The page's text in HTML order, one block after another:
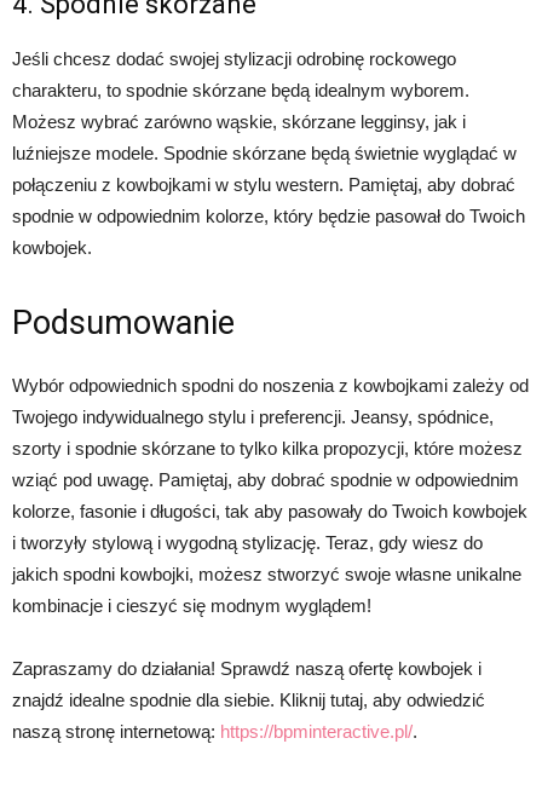
Jeśli chcesz dodać swojej stylizacji odrobinę rockowego
charakteru, to spodnie skórzane będą idealnym wyborem.
Możesz wybrać zarówno wąskie, skórzane legginsy, jak i
luźniejsze modele. Spodnie skórzane będą świetnie wyglądać w
połączeniu z kowbojkami w stylu western. Pamiętaj, aby dobrać
spodnie w odpowiednim kolorze, który będzie pasował do Twoich
kowbojek.
Podsumowanie
Wybór odpowiednich spodni do noszenia z kowbojkami zależy od
Twojego indywidualnego stylu i preferencji. Jeansy, spódnice,
szorty i spodnie skórzane to tylko kilka propozycji, które możesz
wziąć pod uwagę. Pamiętaj, aby dobrać spodnie w odpowiednim
kolorze, fasonie i długości, tak aby pasowały do Twoich kowbojek
i tworzyły stylową i wygodną stylizację. Teraz, gdy wiesz do
jakich spodni kowbojki, możesz stworzyć swoje własne unikalne
kombinacje i cieszyć się modnym wyglądem!
Zapraszamy do działania! Sprawdź naszą ofertę kowbojek i
znajdź idealne spodnie dla siebie. Kliknij tutaj, aby odwiedzić
naszą stronę internetową: https://bpminteractive.pl/.